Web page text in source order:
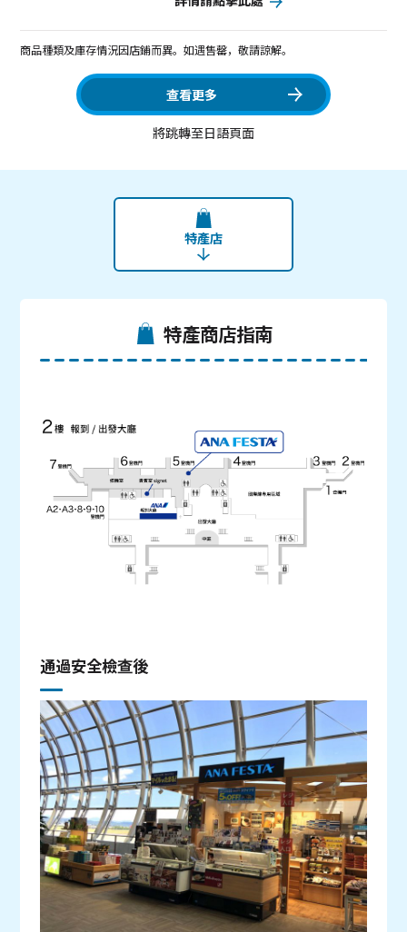
商品種類及庫存情況因店鋪而異。如遇售罄，敬請諒解。
查看更多
將跳轉至日語頁面
特產店
特產商店指南
通過安全檢查後